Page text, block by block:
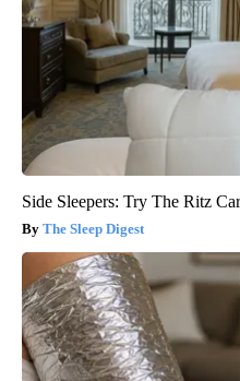
Side Sleepers: Try The Ritz
The Sleep Digest